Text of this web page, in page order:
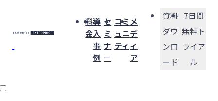
料
金
導
入
事
例
セ
ミ
ナ
ー
コミ
ュニ
ティ
メ
デ
ィ
ア
資料
ダウ
ンロ
ード
7日間
無料ト
ライア
ル